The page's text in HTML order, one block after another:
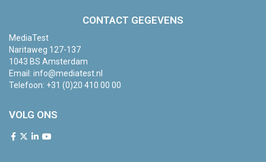
CONTACT GEGEVENS
MediaTest
Naritaweg 127-137
1043 BS Amsterdam
Email: info@mediatest.nl
Telefoon: +31 (0)20 410 00 00
VOLG ONS